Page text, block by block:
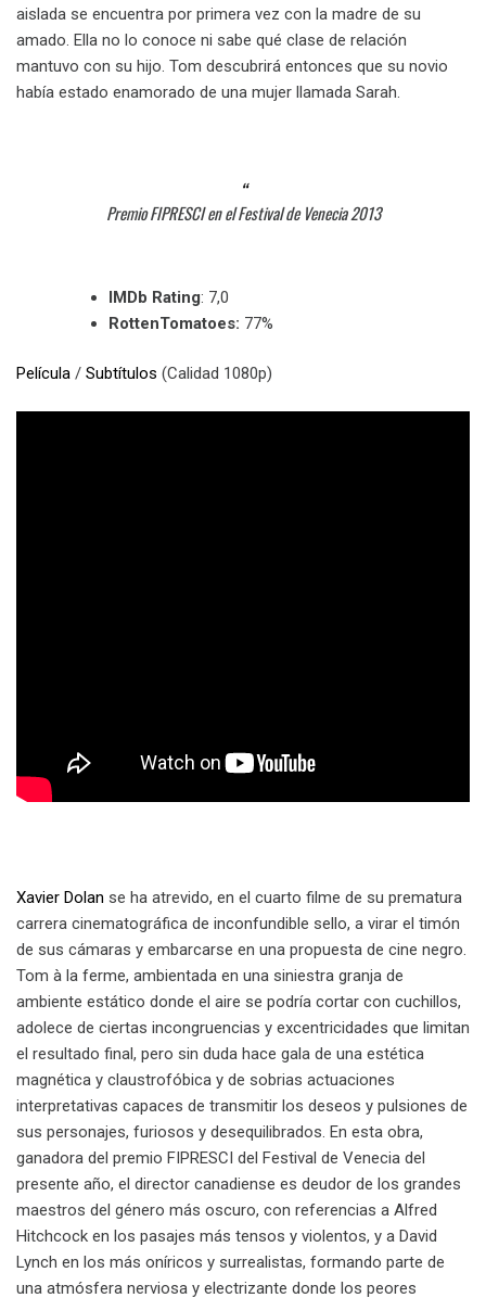
aislada se encuentra por primera vez con la madre de su
amado. Ella no lo conoce ni sabe qué clase de relación
mantuvo con su hijo. Tom descubrirá entonces que su novio
había estado enamorado de una mujer llamada Sarah.
Premio FIPRESCI en el Festival de Venecia 2013
IMDb Rating: 7,0
RottenTomatoes: 77%
Película / Subtítulos (Calidad 1080p)
Xavier Dolan se ha atrevido, en el cuarto filme de su prematura
carrera cinematográfica de inconfundible sello, a virar el timón
de sus cámaras y embarcarse en una propuesta de cine negro.
Tom à la ferme, ambientada en una siniestra granja de
ambiente estático donde el aire se podría cortar con cuchillos,
adolece de ciertas incongruencias y excentricidades que limitan
el resultado final, pero sin duda hace gala de una estética
magnética y claustrofóbica y de sobrias actuaciones
interpretativas capaces de transmitir los deseos y pulsiones de
sus personajes, furiosos y desequilibrados. En esta obra,
ganadora del premio FIPRESCI del Festival de Venecia del
presente año, el director canadiense es deudor de los grandes
maestros del género más oscuro, con referencias a Alfred
Hitchcock en los pasajes más tensos y violentos, y a David
Lynch en los más oníricos y surrealistas, formando parte de
una atmósfera nerviosa y electrizante donde los peores